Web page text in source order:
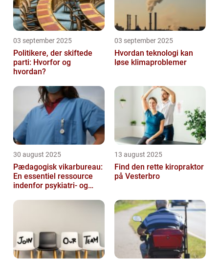
03 september 2025
Politikere, der skiftede
parti: Hvorfor og
hvordan?
03 september 2025
Hvordan teknologi kan
løse klimaproblemer
30 august 2025
Pædagogisk vikarbureau:
En essentiel ressource
indenfor psykiatri- og
13 august 2025
Find den rette kiropraktor
på Vesterbro